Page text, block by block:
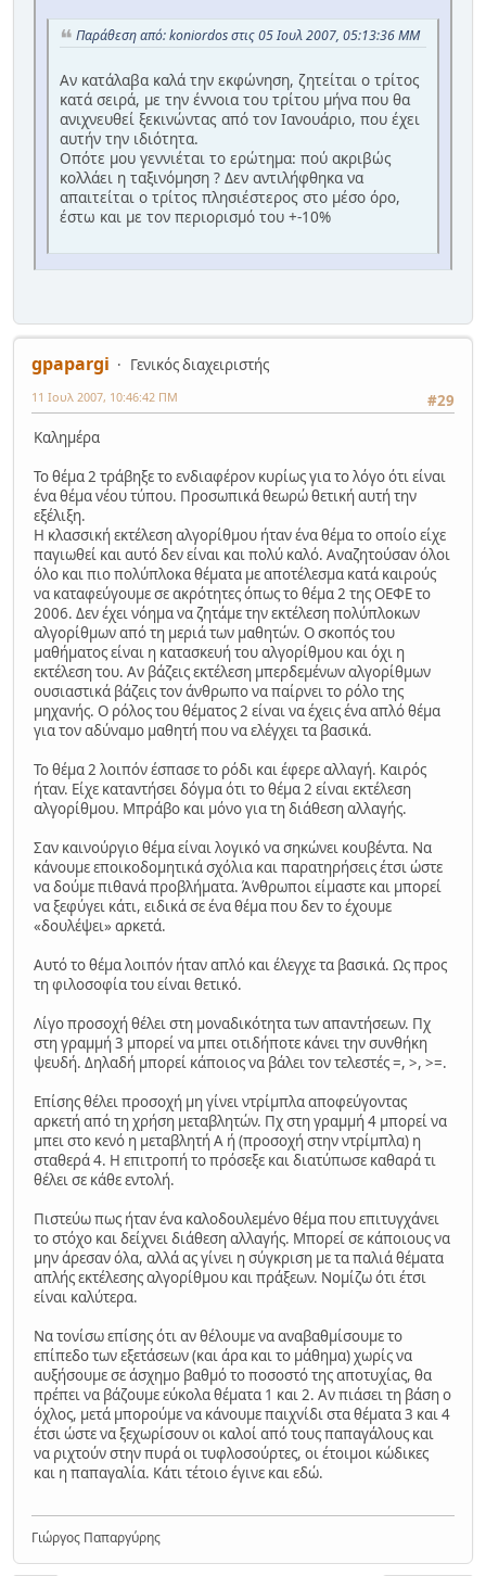
Παράθεση από: koniordos στις 05 Ιουλ 2007, 05:13:36 ΜΜ
Αν κατάλαβα καλά την εκφώνηση, ζητείται ο τρίτος
κατά σειρά, με την έννοια του τρίτου μήνα που θα
ανιχνευθεί ξεκινώντας από τον Ιανουάριο, που έχει
αυτήν την ιδιότητα.
Οπότε μου γεννιέται το ερώτημα: πού ακριβώς
κολλάει η ταξινόμηση ? Δεν αντιλήφθηκα να
απαιτείται ο τρίτος πλησιέστερος στο μέσο όρο,
έστω και με τον περιορισμό του +-10%
gpapargi
Γενικός διαχειριστής
#29
11 Ιουλ 2007, 10:46:42 ΠΜ
Καλημέρα
Το θέμα 2 τράβηξε το ενδιαφέρον κυρίως για το λόγο ότι είναι
ένα θέμα νέου τύπου. Προσωπικά θεωρώ θετική αυτή την
εξέλιξη.
Η κλασσική εκτέλεση αλγορίθμου ήταν ένα θέμα το οποίο είχε
παγιωθεί και αυτό δεν είναι και πολύ καλό. Αναζητούσαν όλοι
όλο και πιο πολύπλοκα θέματα με αποτέλεσμα κατά καιρούς
να καταφεύγουμε σε ακρότητες όπως το θέμα 2 της ΟΕΦΕ το
2006. Δεν έχει νόημα να ζητάμε την εκτέλεση πολύπλοκων
αλγορίθμων από τη μεριά των μαθητών. Ο σκοπός του
μαθήματος είναι η κατασκευή του αλγορίθμου και όχι η
εκτέλεση του. Αν βάζεις εκτέλεση μπερδεμένων αλγορίθμων
ουσιαστικά βάζεις τον άνθρωπο να παίρνει το ρόλο της
μηχανής. Ο ρόλος του θέματος 2 είναι να έχεις ένα απλό θέμα
για τον αδύναμο μαθητή που να ελέγχει τα βασικά.
Το θέμα 2 λοιπόν έσπασε το ρόδι και έφερε αλλαγή. Καιρός
ήταν. Είχε καταντήσει δόγμα ότι το θέμα 2 είναι εκτέλεση
αλγορίθμου. Μπράβο και μόνο για τη διάθεση αλλαγής.
Σαν καινούργιο θέμα είναι λογικό να σηκώνει κουβέντα. Να
κάνουμε εποικοδομητικά σχόλια και παρατηρήσεις έτσι ώστε
να δούμε πιθανά προβλήματα. Άνθρωποι είμαστε και μπορεί
να ξεφύγει κάτι, ειδικά σε ένα θέμα που δεν το έχουμε
«δουλέψει» αρκετά.
Αυτό το θέμα λοιπόν ήταν απλό και έλεγχε τα βασικά. Ως προς
τη φιλοσοφία του είναι θετικό.
Λίγο προσοχή θέλει στη μοναδικότητα των απαντήσεων. Πχ
στη γραμμή 3 μπορεί να μπει οτιδήποτε κάνει την συνθήκη
ψευδή. Δηλαδή μπορεί κάποιος να βάλει τον τελεστές =, >, >=.
Επίσης θέλει προσοχή μη γίνει ντρίμπλα αποφεύγοντας
αρκετή από τη χρήση μεταβλητών. Πχ στη γραμμή 4 μπορεί να
μπει στο κενό η μεταβλητή Α ή (προσοχή στην ντρίμπλα) η
σταθερά 4. Η επιτροπή το πρόσεξε και διατύπωσε καθαρά τι
θέλει σε κάθε εντολή.
Πιστεύω πως ήταν ένα καλοδουλεμένο θέμα που επιτυγχάνει
το στόχο και δείχνει διάθεση αλλαγής. Μπορεί σε κάποιους να
μην άρεσαν όλα, αλλά ας γίνει η σύγκριση με τα παλιά θέματα
απλής εκτέλεσης αλγορίθμου και πράξεων. Νομίζω ότι έτσι
είναι καλύτερα.
Να τονίσω επίσης ότι αν θέλουμε να αναβαθμίσουμε το
επίπεδο των εξετάσεων (και άρα και το μάθημα) χωρίς να
αυξήσουμε σε άσχημο βαθμό το ποσοστό της αποτυχίας, θα
πρέπει να βάζουμε εύκολα θέματα 1 και 2. Αν πιάσει τη βάση ο
όχλος, μετά μπορούμε να κάνουμε παιχνίδι στα θέματα 3 και 4
έτσι ώστε να ξεχωρίσουν οι καλοί από τους παπαγάλους και
να ριχτούν στην πυρά οι τυφλοσούρτες, οι έτοιμοι κώδικες
και η παπαγαλία. Κάτι τέτοιο έγινε και εδώ.
Γιώργος Παπαργύρης